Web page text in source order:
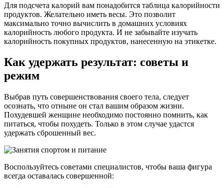
Для подсчета калорий вам понадобится таблица калорийности
продуктов. Желательно иметь весы. Это позволит
максимально точно вычислить в домашних условиях
калорийность любого продукта. И не забывайте изучать
калорийность покупных продуктов, нанесенную на этикетке.
Как удержать результат: советы и
режим
Выбрав путь совершенствования своего тела, следует
осознать, что отныне он стал вашим образом жизни.
Похудевшей женщине необходимо постоянно помнить, как
питаться, чтобы похудеть. Только в этом случае удастся
удержать сброшенный вес.
Воспользуйтесь советами специалистов, чтобы ваша фигура
всегда оставалась совершенной: